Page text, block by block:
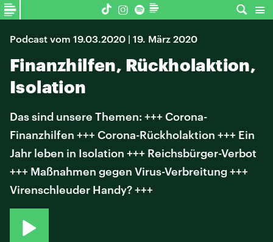
Podcast vom 19.03.2020 | 19. März 2020
Finanzhilfen, Rückholaktion,
Isolation
Das sind unsere Themen: +++ Corona-
Finanzhilfen +++ Corona-Rückholaktion +++ Ein
Jahr leben in Isolation +++ Reichsbürger-Verbot
+++ Maßnahmen gegen Virus-Verbreitung +++
Virenschleuder Handy? +++